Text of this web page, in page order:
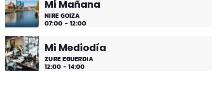
Mi Mañana
NIRE GOIZA
07:00 - 12:00
Mi Mediodía
ZURE EGUERDIA
12:00 - 14:00